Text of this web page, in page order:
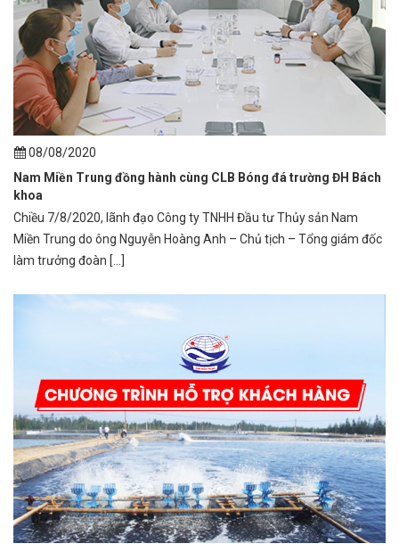
08/08/2020
Nam Miền Trung đồng hành cùng CLB Bóng đá trường ĐH Bách
khoa
Chiều 7/8/2020, lãnh đạo Công ty TNHH Đầu tư Thủy sản Nam
Miền Trung do ông Nguyễn Hoàng Anh – Chủ tịch – Tổng giám đốc
làm trưởng đoàn [...]